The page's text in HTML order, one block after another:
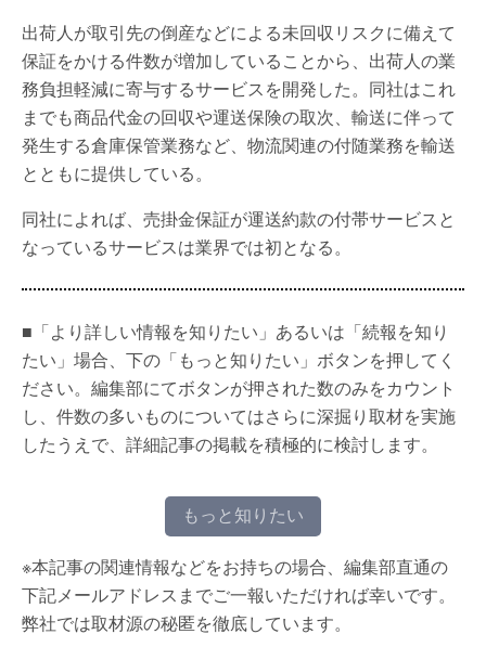
出荷人が取引先の倒産などによる未回収リスクに備えて
保証をかける件数が増加していることから、出荷人の業
務負担軽減に寄与するサービスを開発した。同社はこれ
までも商品代金の回収や運送保険の取次、輸送に伴って
発生する倉庫保管業務など、物流関連の付随業務を輸送
とともに提供している。
同社によれば、売掛金保証が運送約款の付帯サービスと
なっているサービスは業界では初となる。
■「より詳しい情報を知りたい」あるいは「続報を知り
たい」場合、下の「もっと知りたい」ボタンを押してく
ださい。編集部にてボタンが押された数のみをカウント
し、件数の多いものについてはさらに深掘り取材を実施
したうえで、詳細記事の掲載を積極的に検討します。
もっと知りたい
※本記事の関連情報などをお持ちの場合、編集部直通の
下記メールアドレスまでご一報いただければ幸いです。
弊社では取材源の秘匿を徹底しています。